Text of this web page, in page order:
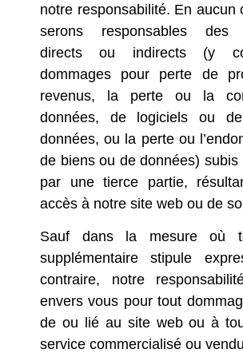
notre responsabilité. En aucun
serons responsables des
directs ou indirects (y
dommages pour perte de
revenus, la perte ou la
données, de logiciels ou
données, ou la perte ou
de biens ou de données) subis
par une tierce partie,
accès à notre site web ou de
Sauf dans la mesure où
supplémentaire stipule
contraire, notre
envers vous pour tout
de ou lié au site web ou à
service commercialisé ou